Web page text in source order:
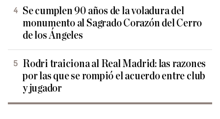
Se cumplen 90 años de la voladura del
monumento al Sagrado Corazón del Cerro
de los Ángeles
Rodri traiciona al Real Madrid: las razones
por las que se rompió el acuerdo entre club
y jugador